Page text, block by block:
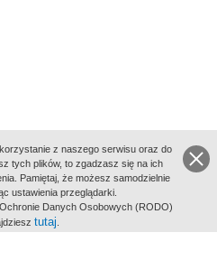
z naszego serwisu oraz do
tych plików, to zgadzasz się na ich
Pamiętaj, że możesz samodzielnie
ustawienia przeglądarki.
Danych Osobowych (RODO)
tutaj